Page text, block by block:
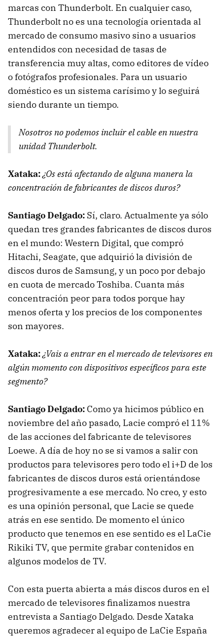
marcas con Thunderbolt. En cualquier caso,
Thunderbolt no es una tecnología orientada al
mercado de consumo masivo sino a usuarios
entendidos con necesidad de tasas de
transferencia muy altas, como editores de vídeo
o fotógrafos profesionales. Para un usuario
doméstico es un sistema carísimo y lo seguirá
siendo durante un tiempo.
Nosotros no podemos incluir el cable en nuestra
unidad Thunderbolt.
Xataka:¿Os está afectando de alguna manera la
concentración de fabricantes de discos duros?
Santiago Delgado: Sí, claro. Actualmente ya sólo
quedan tres grandes fabricantes de discos duros
en el mundo: Western Digital, que compró
Hitachi, Seagate, que adquirió la división de
discos duros de Samsung, y un poco por debajo
en cuota de mercado Toshiba. Cuanta más
concentración peor para todos porque hay
menos oferta y los precios de los componentes
son mayores.
Xataka:¿Vais a entrar en el mercado de televisores en
algún momento con dispositivos específicos para este
segmento?
Santiago Delgado: Como ya hicimos público en
noviembre del año pasado, Lacie compró el 11%
de las acciones del fabricante de televisores
Loewe. A día de hoy no se si vamos a salir con
productos para televisores pero todo el i+D de los
fabricantes de discos duros está orientándose
progresivamente a ese mercado. No creo, y esto
es una opinión personal, que Lacie se quede
atrás en ese sentido. De momento el único
producto que tenemos en ese sentido es el LaCie
Rikiki TV, que permite grabar contenidos en
algunos modelos de TV.
Con esta puerta abierta a más discos duros en el
mercado de televisores finalizamos nuestra
entrevista a Santiago Delgado. Desde Xataka
queremos agradecer al equipo de LaCie España